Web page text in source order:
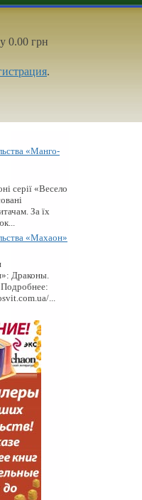
.
0.00 грн
«Манго-
серії «Весело
За їх
«Махаон»
Драконы.
...